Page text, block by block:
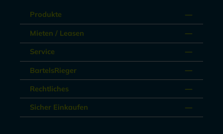
Produkte
Mieten / Leasen
Service
BartelsRieger
Rechtliches
Sicher Einkaufen